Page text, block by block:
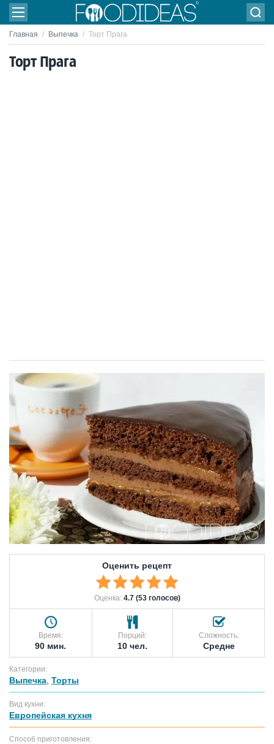
Главная / Выпечка / Торт Прага
Торт Прага
Оценить рецепт
Оценка: 4.7 (53 голосов)
Время:
90 мин.
Порций:
10 чел.
Сложность:
Средне
Категории:
Выпечка Торты
Вид кухни:
Европейская кухня
Способ приготовления: